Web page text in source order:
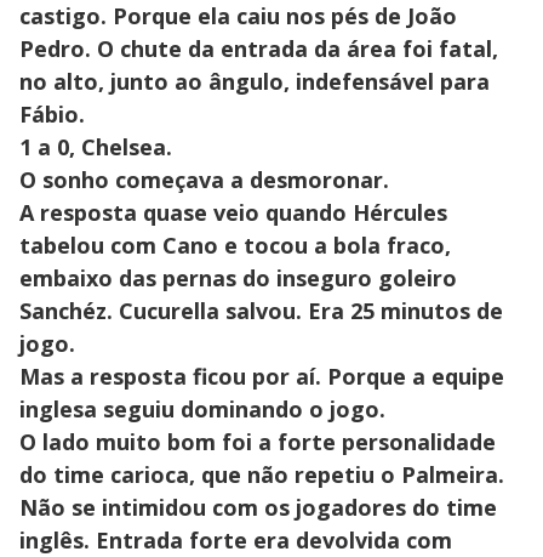
castigo. Porque ela caiu nos pés de João
Pedro. O chute da entrada da área foi fatal,
no alto, junto ao ângulo, indefensável para
Fábio.
1 a 0, Chelsea.
O sonho começava a desmoronar.
A resposta quase veio quando Hércules
tabelou com Cano e tocou a bola fraco,
embaixo das pernas do inseguro goleiro
Sanchéz. Cucurella salvou. Era 25 minutos de
jogo.
Mas a resposta ficou por aí. Porque a equipe
inglesa seguiu dominando o jogo.
O lado muito bom foi a forte personalidade
do time carioca, que não repetiu o Palmeira.
Não se intimidou com os jogadores do time
inglês. Entrada forte era devolvida com